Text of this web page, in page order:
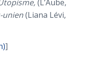
(L’Aube,
unien(Liana Lévi,
]